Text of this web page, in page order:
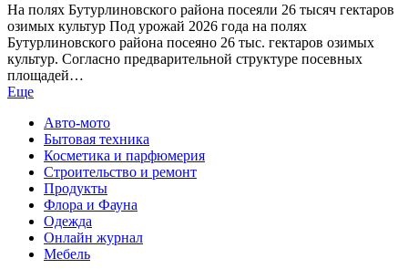
На полях Бутурлиновского района посеяли 26 тысяч гектаров
озимых культур Под урожай 2026 года на полях
Бутурлиновского района посеяно 26 тыс. гектаров озимых
культур. Согласно предварительной структуре посевных
площадей…
Еще
Авто-мото
Бытовая техника
Косметика и парфюмерия
Строительство и ремонт
Продукты
Флора и Фауна
Одежда
Онлайн журнал
Мебель